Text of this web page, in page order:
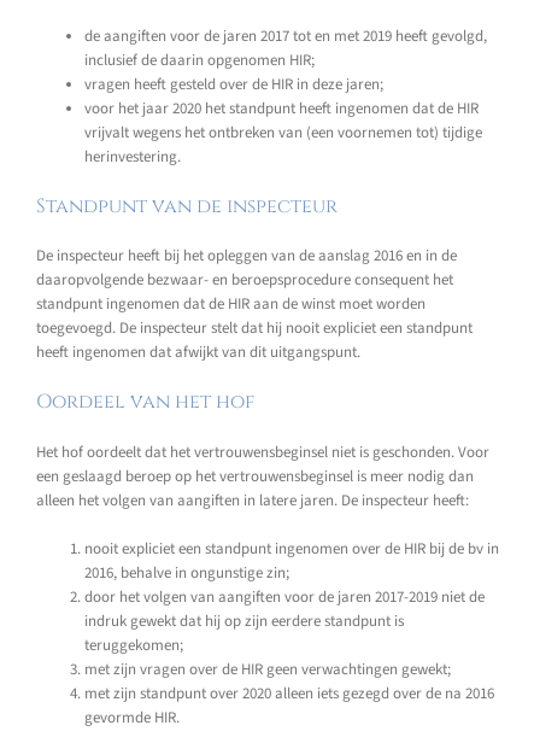
de aangiften voor de jaren 2017 tot en met 2019 heeft gevolgd,
inclusief de daarin opgenomen HIR;
vragen heeft gesteld over de HIR in deze jaren;
voor het jaar 2020 het standpunt heeft ingenomen dat de HIR
vrijvalt wegens het ontbreken van (een voornemen tot) tijdige
herinvestering.
Standpunt van de inspecteur
De inspecteur heeft bij het opleggen van de aanslag 2016 en in de
daaropvolgende bezwaar- en beroepsprocedure consequent het
standpunt ingenomen dat de HIR aan de winst moet worden
toegevoegd. De inspecteur stelt dat hij nooit expliciet een standpunt
heeft ingenomen dat afwijkt van dit uitgangspunt.
Oordeel van het hof
Het hof oordeelt dat het vertrouwensbeginsel niet is geschonden. Voor
een geslaagd beroep op het vertrouwensbeginsel is meer nodig dan
alleen het volgen van aangiften in latere jaren. De inspecteur heeft:
nooit expliciet een standpunt ingenomen over de HIR bij de bv in
2016, behalve in ongunstige zin;
door het volgen van aangiften voor de jaren 2017-2019 niet de
indruk gewekt dat hij op zijn eerdere standpunt is
teruggekomen;
met zijn vragen over de HIR geen verwachtingen gewekt;
met zijn standpunt over 2020 alleen iets gezegd over de na 2016
gevormde HIR.